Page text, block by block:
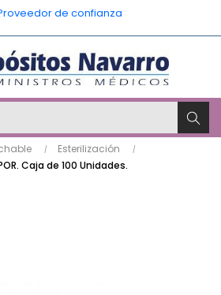
Proveedor de confianza
Esterilización
Caja de 100 Unidades.